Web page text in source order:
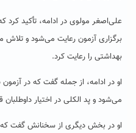
علی‌‌اصغر مولوی در ادامه، تأکید
برگزاری آزمون رعایت می‌شود و تلاش
بهداشتی را رعایت کرد.
او در ادامه، از جمله گفت که در
می‌شود و پد الکلی در اختیار داوطلبان
او در بخش دیگری از سخنانش گفت که